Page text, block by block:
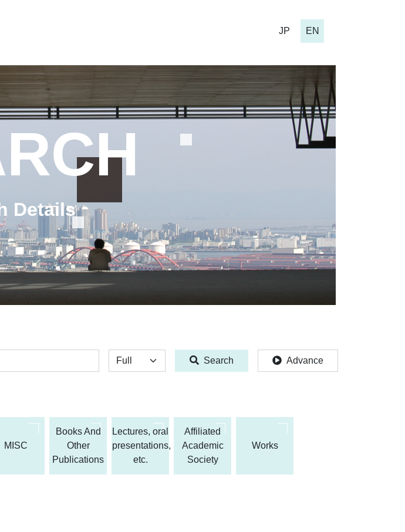
JP EN
Details
全体 Search Advance
MISC
Books And
Other
Publications
Lectures, oral
presentations,
etc.
Affiliated
Academic
Society
Works